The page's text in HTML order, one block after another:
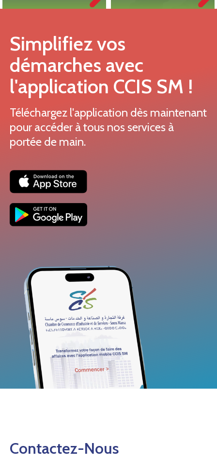
Simplifiez vos
démarches avec
l'application CCIS SM !
Téléchargez l'application dès maintenant
pour accéder à tous nos services à
portée de main.
Contactez-Nous